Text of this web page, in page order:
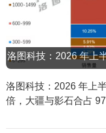
洛图科技：2026 年上
倍，大疆与影石合占